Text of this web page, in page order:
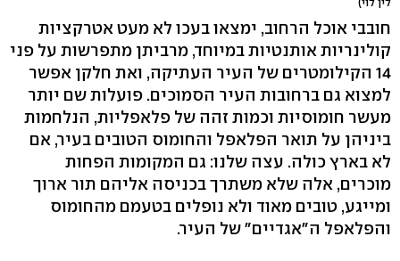
חובבי אוכל הרחוב, ימצאו בעכו לא מעט אטרקציות
קולינריות אותנטיות במיוחד, מרביתן מתפרשות על פני
14 הקילומטרים של העיר העתיקה, ואת חלקן אפשר
למצוא גם ברחובות העיר הסמוכים. פועלות שם יותר
מעשר חומוסיות וכמות זהה של פלאפליות, הנלחמות
ביניהן על תואר הפלאפל והחומוס הטובים בעיר, אם
לא בארץ כולה. עצה שלנו: גם המקומות הפחות
מוכרים, אלה שלא משתרך בכניסה אליהם תור ארוך
ומייגע, טובים מאוד ולא נופלים בטעמם מהחומוס
והפלאפל ה"אגדיים" של העיר.